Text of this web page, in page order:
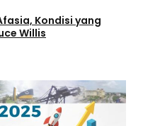
Kondisi yang
Willis